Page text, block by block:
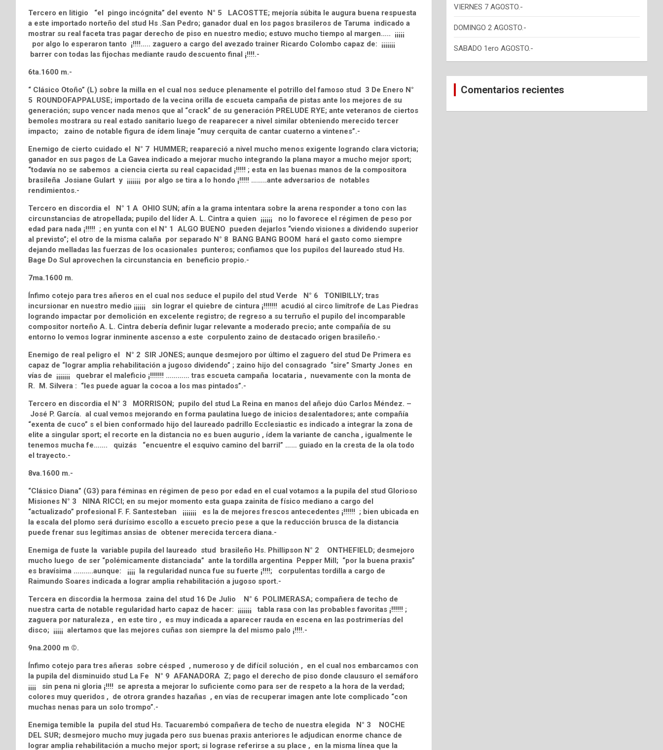
Tercero en litigio “el pingo incógnita” del evento N° 5 LACOSTTE; mejoría súbita le augura buena respuesta
a este importado norteño del stud Hs .San Pedro; ganador dual en los pagos brasileros de Taruma indicado a
mostrar su real faceta tras pagar derecho de piso en nuestro medio; estuvo mucho tiempo al margen….. ¡¡¡¡¡
por algo lo esperaron tanto ¡!!!!….. zaguero a cargo del avezado trainer Ricardo Colombo capaz de: ¡¡¡¡¡¡¡
barrer con todas las fijochas mediante raudo descuento final ¡!!!!.-
6ta.1600 m.-
“ Clásico Otoño” (L) sobre la milla en el cual nos seduce plenamente el potrillo del famoso stud 3 De Enero N°
5 ROUNDOFAPPALUSE; importado de la vecina orilla de escueta campaña de pistas ante los mejores de su
generación; supo vencer nada menos que al “crack” de su generación PRELUDE RYE; ante veteranos de ciertos
bemoles mostrara su real estado sanitario luego de reaparecer a nivel similar obteniendo merecido tercer
impacto; zaino de notable figura de ídem linaje “muy cerquita de cantar cuaterno a vintenes”.-
Enemigo de cierto cuidado el N° 7 HUMMER; reapareció a nivel mucho menos exigente logrando clara victoria;
ganador en sus pagos de La Gavea indicado a mejorar mucho integrando la plana mayor a mucho mejor sport;
“todavía no se sabemos a ciencia cierta su real capacidad ¡!!!!! ; esta en las buenas manos de la compositora
brasileña Josiane Gulart y ¡¡¡¡¡¡¡ por algo se tira a lo hondo ¡!!!!! ……..ante adversarios de notables
rendimientos.-
Tercero en discordia el N° 1 A OHIO SUN; afín a la grama intentara sobre la arena responder a tono con las
circunstancias de atropellada; pupilo del líder A. L. Cintra a quien ¡¡¡¡¡¡ no lo favorece el régimen de peso por
edad para nada ¡!!!!! ; en yunta con el N° 1 ALGO BUENO pueden dejarlos “viendo visiones a dividendo superior
al previsto”; el otro de la misma calaña por separado N° 8 BANG BANG BOOM hará el gasto como siempre
dejando melladas las fuerzas de los ocasionales punteros; confiamos que los pupilos del laureado stud Hs.
Bage Do Sul aprovechen la circunstancia en beneficio propio.-
7ma.1600 m.
Ínfimo cotejo para tres añeros en el cual nos seduce el pupilo del stud Verde N° 6 TONIBILLY; tras
incursionar en nuestro medio ¡¡¡¡¡¡ sin lograr el quiebre de cintura ¡!!!!!!! acudió al circo limítrofe de Las Piedras
logrando impactar por demolición en excelente registro; de regreso a su terruño el pupilo del incomparable
compositor norteño A. L. Cintra debería definir lugar relevante a moderado precio; ante compañía de su
entorno lo vemos lograr inminente ascenso a este corpulento zaino de destacado origen brasileño.-
Enemigo de real peligro el N° 2 SIR JONES; aunque desmejoro por último el zaguero del stud De Primera es
capaz de “lograr amplia rehabilitación a jugoso dividendo” ; zaino hijo del consagrado “sire” Smarty Jones en
vías de ¡¡¡¡¡¡¡ quebrar el maleficio ¡!!!!!!! ………… tras escueta campaña locataria , nuevamente con la monta de
R. M. Silvera : “les puede aguar la cocoa a los mas pintados”.-
Tercero en discordia el N° 3 MORRISON; pupilo del stud La Reina en manos del añejo dúo Carlos Méndez. –
José P. García. al cual vemos mejorando en forma paulatina luego de inicios desalentadores; ante compañía
“exenta de cuco” s el bien conformado hijo del laureado padrillo Ecclesiastic es indicado a integrar la zona de
elite a singular sport; el recorte en la distancia no es buen augurio , ídem la variante de cancha , igualmente le
tenemos mucha fe……. quizás “encuentre el esquivo camino del barril” …… guiado en la cresta de la ola todo
el trayecto.-
8va.1600 m.-
“Clásico Diana” (G3) para féminas en régimen de peso por edad en el cual votamos a la pupila del stud Glorioso
Misiones N° 3 NINA RICCI; en su mejor momento esta guapa zainita de físico mediano a cargo del
“actualizado” profesional F. F. Santesteban ¡¡¡¡¡¡¡ es la de mejores frescos antecedentes ¡!!!!!! ; bien ubicada en
la escala del plomo será durísimo escollo a escueto precio pese a que la reducción brusca de la distancia
puede frenar sus legítimas ansias de obtener merecida tercera diana.-
Enemiga de fuste la variable pupila del laureado stud brasileño Hs. Phillipson N° 2 ONTHEFIELD; desmejoro
mucho luego de ser “polémicamente distanciada” ante la tordilla argentina Pepper Mill; “por la buena praxis”
es bravísima ……….aunque: ¡¡¡¡ la regularidad nunca fue su fuerte ¡!!!!; corpulentas tordilla a cargo de
Raimundo Soares indicada a lograr amplia rehabilitación a jugoso sport.-
Tercera en discordia la hermosa zaina del stud 16 De Julio N° 6 POLIMERASA; compañera de techo de
nuestra carta de notable regularidad harto capaz de hacer: ¡¡¡¡¡¡¡ tabla rasa con las probables favoritas ¡!!!!!! ;
zaguera por naturaleza , en este tiro , es muy indicada a aparecer rauda en escena en las postrimerías del
disco; ¡¡¡¡¡ alertamos que las mejores cuñas son siempre la del mismo palo ¡!!!!.-
9na.2000 m ©.
Ínfimo cotejo para tres añeras sobre césped , numeroso y de difícil solución , en el cual nos embarcamos con
la pupila del disminuido stud La Fe N° 9 AFANADORA Z; pago el derecho de piso donde clausuro el semáforo
¡¡¡¡ sin pena ni gloria ¡!!!! se apresta a mejorar lo suficiente como para ser de respeto a la hora de la verdad;
colores muy queridos , de otrora grandes hazañas , en vías de recuperar imagen ante lote complicado “con
muchas nenas para un solo trompo”.-
Enemiga temible la pupila del stud Hs. Tacuarembó compañera de techo de nuestra elegida N° 3 NOCHE
DEL SUR; desmejoro mucho muy jugada pero sus buenas praxis anteriores le adjudican enorme chance de
lograr amplia rehabilitación a mucho mejor sport; si lograse referirse a su place , en la misma línea que la
VIERNES 7 AGOSTO.-
DOMINGO 2 AGOSTO.-
SABADO 1ero AGOSTO.-
Comentarios recientes